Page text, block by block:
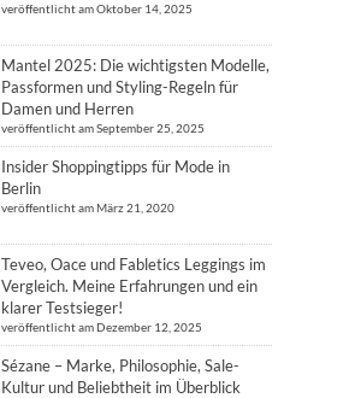
veröffentlicht am Oktober 14, 2025
Mantel 2025: Die wichtigsten Modelle,
Passformen und Styling-Regeln für
Damen und Herren
veröffentlicht am September 25, 2025
Insider Shoppingtipps für Mode in
Berlin
veröffentlicht am März 21, 2020
Teveo, Oace und Fabletics Leggings im
Vergleich. Meine Erfahrungen und ein
klarer Testsieger!
veröffentlicht am Dezember 12, 2025
Sézane – Marke, Philosophie, Sale-
Kultur und Beliebtheit im Überblick